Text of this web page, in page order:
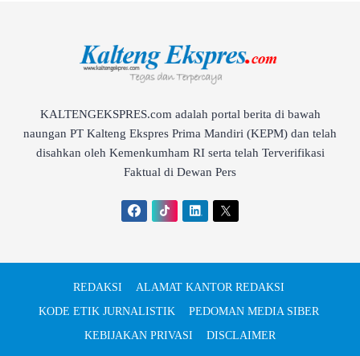
KALTENGEKSPRES.com adalah portal berita di bawah
naungan PT Kalteng Ekspres Prima Mandiri (KEPM) dan telah
disahkan oleh Kemenkumham RI serta telah Terverifikasi
Faktual di Dewan Pers
REDAKSI
ALAMAT KANTOR REDAKSI
KODE ETIK JURNALISTIK
PEDOMAN MEDIA SIBER
KEBIJAKAN PRIVASI
DISCLAIMER